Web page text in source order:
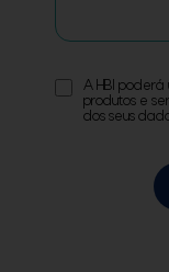
A HBI
produtos e
dos seus